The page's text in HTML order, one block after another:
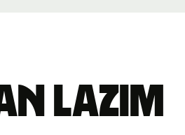
Lazim